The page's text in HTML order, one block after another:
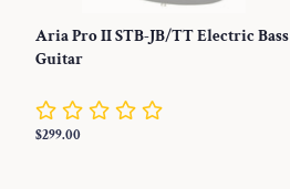
Aria Pro II STB-JB/TT Electric Bass
Guitar
Normaler
$299.00